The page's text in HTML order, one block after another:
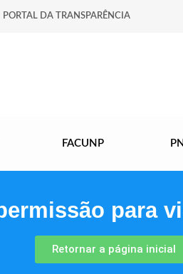
PORTAL DA TRANSPARÊNCIA
FACUNP
para
Retornar a página inicial